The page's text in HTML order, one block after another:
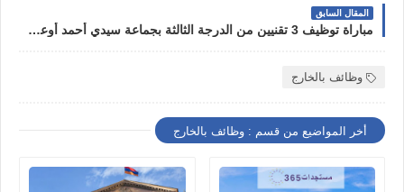
المقال السابق
مباراة توظيف 3 تقنيين من الدرجة الثالثة بجماعة سيدي أحمد أوعبد الله إقليم تارودانت آخر أجل 9 يونيو 2023
وظائف بالخارج
أخر المواضيع من قسم : وظائف بالخارج